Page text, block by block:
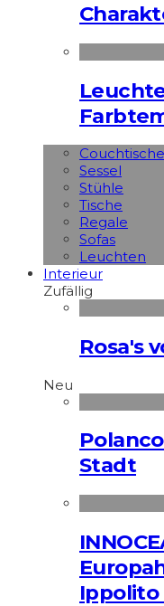
Couchtische
Sessel
Stühle
Tische
Regale
Sofas
Leuchten
Interieur
Zufällig
Rosa's
Neu
Stadt
Ippolito